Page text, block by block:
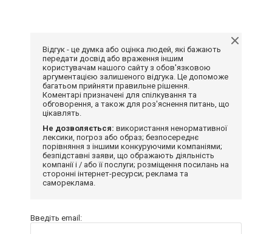
Відгук - це думка або оцінка людей, які бажають
передати досвід або враження іншим
користувачам нашого сайту з обов'язковою
аргументацією залишеного відгука. Це допоможе
багатьом прийняти правильне рішення.
Коментарі призначені для спілкування та
обговорення, а також для роз'яснення питань, що
цікавлять.
Не дозволяється: використання ненормативної
лексики, погроз або образ; безпосереднє
порівняння з іншими конкуруючими компаніями;
безпідставні заяви, що ображають діяльність
компанії і / або її послуги; розміщення посилань на
сторонні інтернет-ресурси; реклама та
самореклама.
Введіть email: